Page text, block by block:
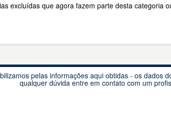
excluídas que agora fazem parte desta categoria
pelas informações aqui obtidas - os dados
qualquer dúvida entre em contato com um